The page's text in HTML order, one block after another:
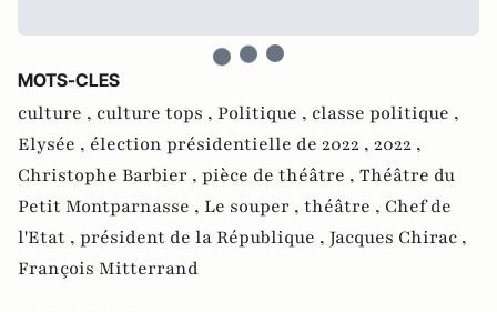
MOTS-CLES
culture , culture tops , Politique , classe politique ,
Elysée , élection présidentielle de 2022 , 2022 ,
Christophe Barbier , pièce de théâtre , Théâtre du
Petit Montparnasse , Le souper , théâtre , Chef de
l'Etat , président de la République , Jacques Chirac ,
François Mitterrand